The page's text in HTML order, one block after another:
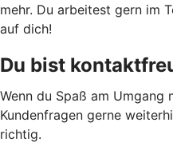
mehr. Du arbeitest gern im
auf dich!
Du bist
Wenn du Spaß am Umgang
Kundenfragen gerne
richtig.